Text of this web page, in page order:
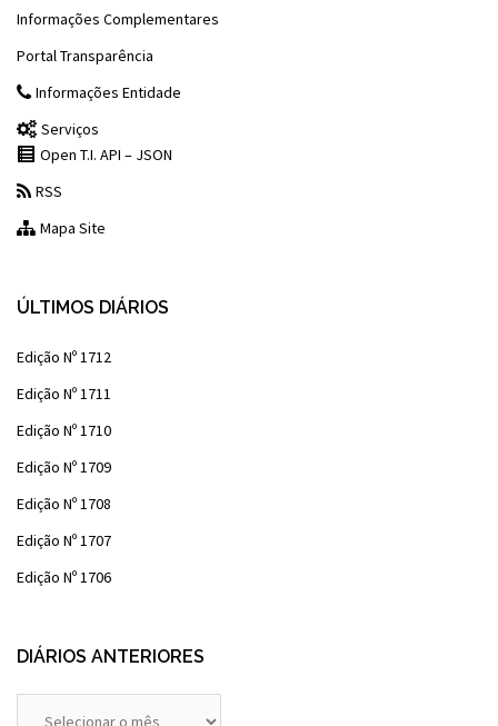
Informações Complementares
Portal Transparência
Informações Entidade
Serviços
Open T.I. API – JSON
RSS
Mapa Site
ÚLTIMOS DIÁRIOS
Edição Nº 1712
Edição Nº 1711
Edição Nº 1710
Edição Nº 1709
Edição Nº 1708
Edição Nº 1707
Edição Nº 1706
DIÁRIOS ANTERIORES